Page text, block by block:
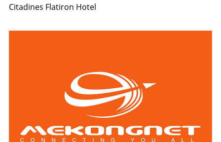
Citadines Flatiron Hotel